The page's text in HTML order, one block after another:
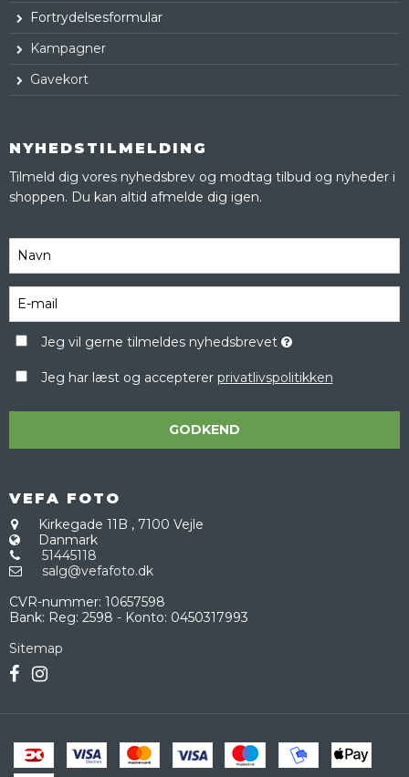
Fortrydelsesformular
Kampagner
Gavekort
NYHEDSTILMELDING
Tilmeld dig vores nyhedsbrev og modtag tilbud og nyheder i
shoppen. Du kan altid afmelde dig igen.
Jeg vil gerne tilmeldes nyhedsbrevet
Jeg har læst og accepterer privatlivspolitikken
GODKEND
VEFA FOTO
Kirkegade 11B , 7100 Vejle
Danmark
51445118
salg@vefafoto.dk
CVR-nummer: 10657598
Bank: Reg: 2598 - Konto: 0450317993
Sitemap